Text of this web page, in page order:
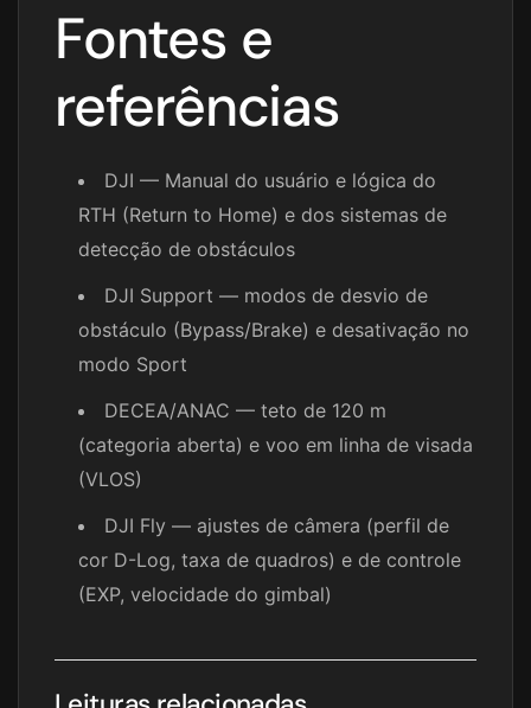
Fontes e
referências
DJI — Manual do usuário e lógica do
RTH (Return to Home) e dos sistemas de
detecção de obstáculos
DJI Support — modos de desvio de
obstáculo (Bypass/Brake) e desativação no
modo Sport
DECEA/ANAC — teto de 120 m
(categoria aberta) e voo em linha de visada
(VLOS)
DJI Fly — ajustes de câmera (perfil de
cor D-Log, taxa de quadros) e de controle
(EXP, velocidade do gimbal)